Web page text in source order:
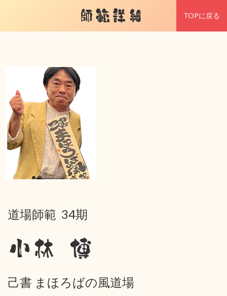
師範詳細 TOPに戻る
道場師範 34期
小林 博
己書 まほろばの風道場